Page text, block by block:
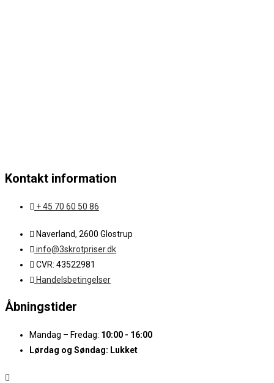
Kontakt information
+ 45 70 60 50 86
Naverland, 2600 Glostrup
info@3skrotpriser.dk
CVR: 43522981
Handelsbetingelser
Åbningstider
Mandag – Fredag: 10:00 - 16:00
Lørdag og Søndag: Lukket